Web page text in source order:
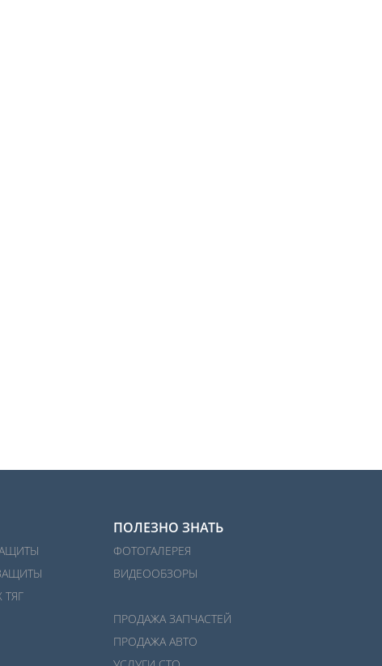
ПОЛЕЗНО ЗНАТЬ
ФОТОГАЛЕРЕЯ
ВИДЕООБЗОРЫ
ПРОДАЖА ЗАПЧАСТЕЙ
ПРОДАЖА АВТО